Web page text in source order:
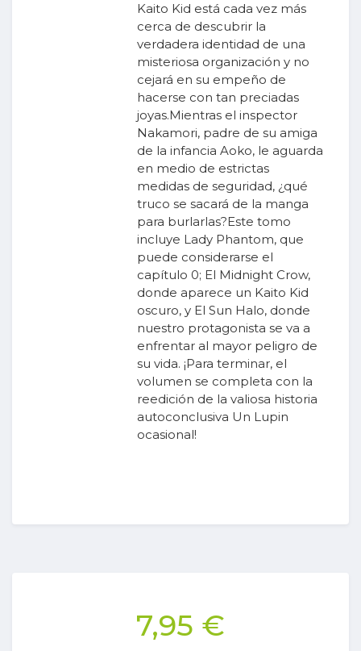
Kaito Kid está cada vez más
cerca de descubrir la
verdadera identidad de una
misteriosa organización y no
cejará en su empeño de
hacerse con tan preciadas
joyas.Mientras el inspector
Nakamori, padre de su amiga
de la infancia Aoko, le aguarda
en medio de estrictas
medidas de seguridad, ¿qué
truco se sacará de la manga
para burlarlas?Este tomo
incluye Lady Phantom, que
puede considerarse el
capítulo 0; El Midnight Crow,
donde aparece un Kaito Kid
oscuro, y El Sun Halo, donde
nuestro protagonista se va a
enfrentar al mayor peligro de
su vida. ¡Para terminar, el
volumen se completa con la
reedición de la valiosa historia
autoconclusiva Un Lupin
ocasional!
7,95 €